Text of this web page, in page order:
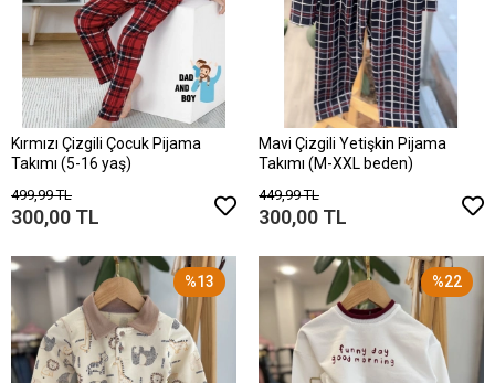
Kırmızı Çizgili Çocuk Pijama
Takımı (5-16 yaş)
499,99 TL
300,00 TL
Mavi Çizgili Yetişkin Pijama
Takımı (M-XXL beden)
449,99 TL
300,00 TL
%13 %22